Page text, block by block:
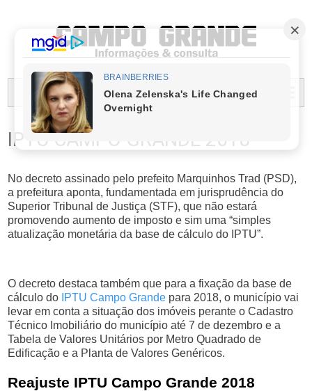
MENU...
IPTU CAMPO GRANDE 2018
No decreto assinado pelo prefeito Marquinhos Trad (PSD),
a prefeitura aponta, fundamentada em jurisprudência do
Superior Tribunal de Justiça (STF), que não estará
promovendo aumento de imposto e sim uma “simples
atualização monetária da base de cálculo do IPTU”.
O decreto destaca também que para a fixação da base de
cálculo do IPTU Campo Grande para 2018, o município vai
levar em conta a situação dos imóveis perante o Cadastro
Técnico Imobiliário do município até 7 de dezembro e a
Tabela de Valores Unitários por Metro Quadrado de
Edificação e a Planta de Valores Genéricos.
Reajuste IPTU Campo Grande 2018